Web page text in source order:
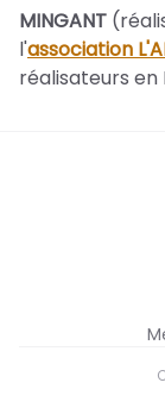
MINGANT
l'association
réalisateurs en